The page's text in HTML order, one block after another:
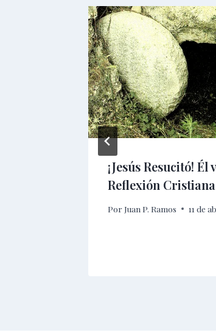
¡Jesús Resucitó! Él
Reflexión Cristiana
Por Juan P. Ramos 11 de